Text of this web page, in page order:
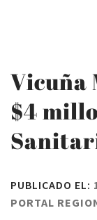
Vicuña
$4
PUBLICADO EL:
PORTAL